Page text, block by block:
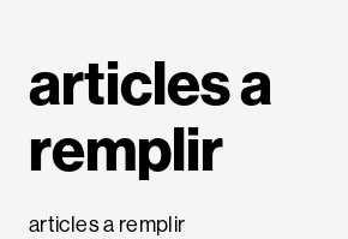
articles a
remplir
articles a remplir